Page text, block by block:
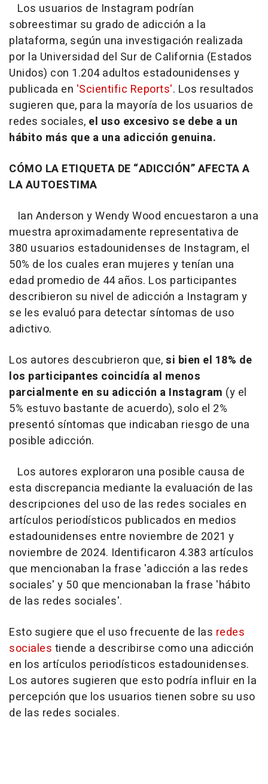
Los usuarios de Instagram podrían
sobreestimar su grado de adicción a la
plataforma, según una investigación realizada
por la Universidad del Sur de California (Estados
Unidos) con 1.204 adultos estadounidenses y
publicada en 'Scientific Reports'. Los resultados
sugieren que, para la mayoría de los usuarios de
redes sociales, el uso excesivo se debe a un
hábito más que a una adicción genuina.
CÓMO LA ETIQUETA DE “ADICCIÓN” AFECTA A
LA AUTOESTIMA
Ian Anderson y Wendy Wood encuestaron a una
muestra aproximadamente representativa de
380 usuarios estadounidenses de Instagram, el
50% de los cuales eran mujeres y tenían una
edad promedio de 44 años. Los participantes
describieron su nivel de adicción a Instagram y
se les evaluó para detectar síntomas de uso
adictivo.
Los autores descubrieron que,si bien el 18% de
los participantes coincidía al menos
parcialmente en su adicción a Instagram (y el
5% estuvo bastante de acuerdo), solo el 2%
presentó síntomas que indicaban riesgo de una
posible adicción.
Los autores exploraron una posible causa de
esta discrepancia mediante la evaluación de las
descripciones del uso de las redes sociales en
artículos periodísticos publicados en medios
estadounidenses entre noviembre de 2021 y
noviembre de 2024. Identificaron 4.383 artículos
que mencionaban la frase 'adicción a las redes
sociales' y 50 que mencionaban la frase 'hábito
de las redes sociales'.
Esto sugiere que el uso frecuente de las redes
sociales tiende a describirse como una adicción
en los artículos periodísticos estadounidenses.
Los autores sugieren que esto podría influir en la
percepción que los usuarios tienen sobre su uso
de las redes sociales.